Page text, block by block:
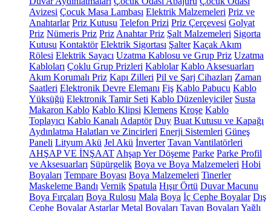
Avizesi Çocuk Masa Lambası Elektrik Malzemeleri Priz ve
Anahtarlar Priz Kutusu Telefon Prizi Priz Çerçevesi Golyat
Priz Nümeris Priz Priz Anahtar Priz Şalt Malzemeleri Sigorta
Kutusu Kontaktör Elektrik Sigortası Şalter Kaçak Akım
Rölesi Elektrik Sayacı Uzatma Kablosu ve Grup Priz Uzatma
Kabloları Çoklu Grup Prizleri Kablolar Kablo Aksesuarları
Akım Korumalı Priz Kapı Zilleri Pil ve Şarj Cihazları Zaman
Saatleri Elektronik Devre Elemanı Fiş Kablo Pabucu Kablo
Yüksüğü Elektronik Tamir Seti Kablo Düzenleyiciler Susta
Makaron Kablo Kablo Klipsi Klemens Kroşe Kablo
Toplayıcı Kablo Kanalı Adaptör Duy Buat Kutusu ve Kapağı
Aydınlatma Halatları ve Zincirleri Enerji Sistemleri Güneş
Paneli Lityum Akü Jel Akü İnverter Tavan Vantilatörleri
AHŞAP VE İNŞAAT Ahşap Yer Döşeme Parke Parke Profil
ve Aksesuarları Süpürgelik Boya ve Boya Malzemeleri Hobi
Boyaları Tempare Boyası Boya Malzemeleri Tinerler
Maskeleme Bandı Vernik Spatula Hışır Örtü Duvar Macunu
Boya Fırçaları Boya Rulosu Mala Boya İç Cephe Boyalar Dış
Cephe Boyalar Astarlar Metal Boyaları Tavan Boyaları Yağlı